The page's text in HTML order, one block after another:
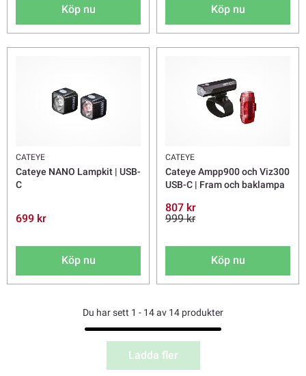
Köp nu Köp nu
CATEYE
Cateye NANO Lampkit | USB-
C
699 kr
Köp nu
CATEYE
Cateye Ampp900 och Viz300
USB-C | Fram och baklampa
807 kr
999 kr
Köp nu
Du har sett 1 - 14 av 14 produkter
Ladda fler